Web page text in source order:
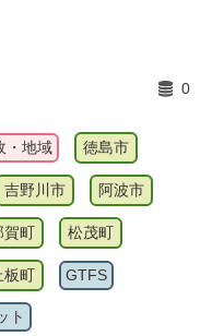
0
・地域 徳島市
吉野川市 阿波市
賀町 松茂町
板町 GTFS
ト